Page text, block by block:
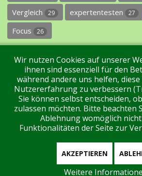
Vergleich 29 expertentesten 27
Focus 26
Impressum Datenschutz Über
Tags Unterstützen Sie uns!
Aktuell sind 535 Gäste und keine
Wir nutzen Cookies auf unserer
ihnen sind essenziell für den
während andere uns helfen,
Nutzererfahrung zu verbessern
Sie können selbst entscheiden,
zulassen möchten. Bitte beachten
Ablehnung womöglich
Funktionalitäten der Seite zur
AKZEPTIEREN
Weitere